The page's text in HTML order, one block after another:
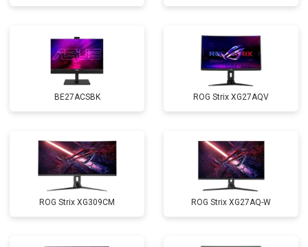
BE27ACSBK ROG Strix XG27AQV
ROG Strix XG309CM ROG Strix XG27AQ-W